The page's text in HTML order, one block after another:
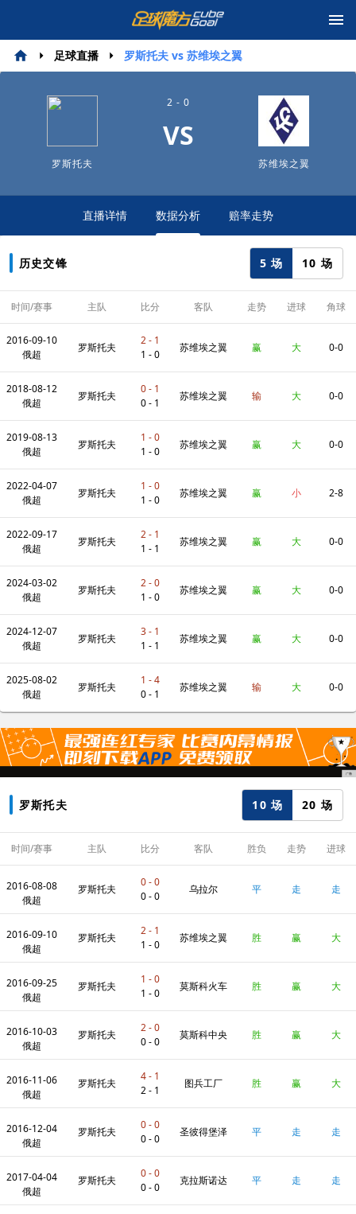
足球直播 罗斯托夫 vs 苏维埃之翼
罗斯托夫
2 - 0
VS
苏维埃之翼
直播详情 数据分析 赔率走势
历史交锋 5 场 10 场
时间/赛事 主队 比分 客队 走势 进球 角球
2016-09-10
俄超
罗斯托夫
2 - 1
1 - 0
苏维埃之翼 赢 大 0-0
2018-08-12
俄超
罗斯托夫
0 - 1
0 - 1
苏维埃之翼 输 大 0-0
2019-08-13
俄超
罗斯托夫
1 - 0
1 - 0
苏维埃之翼 赢 大 0-0
2022-04-07
俄超
罗斯托夫
1 - 0
1 - 0
苏维埃之翼 赢 小 2-8
2022-09-17
俄超
罗斯托夫
2 - 1
1 - 1
苏维埃之翼 赢 大 0-0
2024-03-02
俄超
罗斯托夫
2 - 0
1 - 0
苏维埃之翼 赢 大 0-0
2024-12-07
俄超
罗斯托夫
3 - 1
1 - 1
苏维埃之翼 赢 大 0-0
2025-08-02
俄超
罗斯托夫
1 - 4
0 - 1
苏维埃之翼 输 大 0-0
罗斯托夫 10 场 20 场
时间/赛事 主队 比分 客队 胜负 走势 进球
2016-08-08
俄超
罗斯托夫
0 - 0
0 - 0
乌拉尔 平 走 走
2016-09-10
俄超
罗斯托夫
2 - 1
1 - 0
苏维埃之翼 胜 赢 大
2016-09-25
俄超
罗斯托夫
1 - 0
1 - 0
莫斯科火车
头
胜 赢 大
2016-10-03
俄超
罗斯托夫
2 - 0
0 - 0
莫斯科中央
陆军
胜 赢 大
2016-11-06
俄超
罗斯托夫
4 - 1
2 - 1
图兵工厂 胜 赢 大
2016-12-04
俄超
罗斯托夫
0 - 0
0 - 0
圣彼得堡泽
尼特
平 走 走
2017-04-04
俄超
罗斯托夫
0 - 0
0 - 0
克拉斯诺达 平 走 走